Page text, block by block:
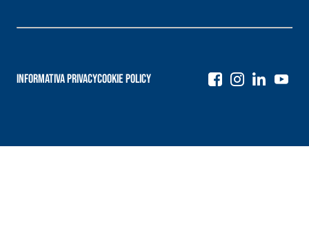
Informativa PrivacyCookie Policy